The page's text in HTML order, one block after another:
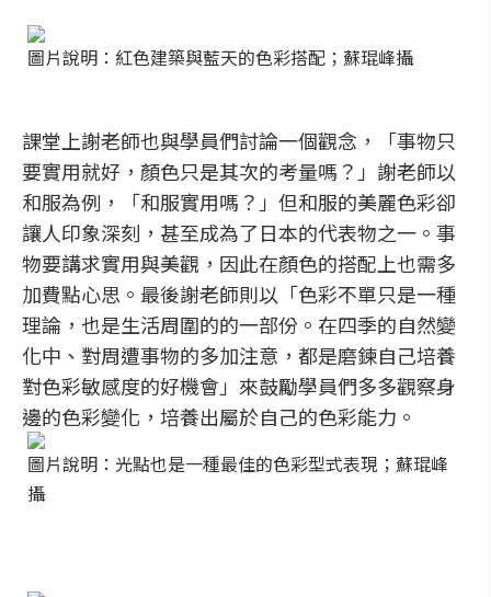
圖片說明：紅色建築與藍天的色彩搭配；蘇琨峰攝
課堂上謝老師也與學員們討論一個觀念，「事物只
要實用就好，顏色只是其次的考量嗎？」謝老師以
和服為例，「和服實用嗎？」但和服的美麗色彩卻
讓人印象深刻，甚至成為了日本的代表物之一。事
物要講求實用與美觀，因此在顏色的搭配上也需多
加費點心思。最後謝老師則以「色彩不單只是一種
理論，也是生活周圍的的一部份。在四季的自然變
化中、對周遭事物的多加注意，都是磨鍊自己培養
對色彩敏感度的好機會」來鼓勵學員們多多觀察身
邊的色彩變化，培養出屬於自己的色彩能力。
圖片說明：光點也是一種最佳的色彩型式表現；蘇琨峰
攝